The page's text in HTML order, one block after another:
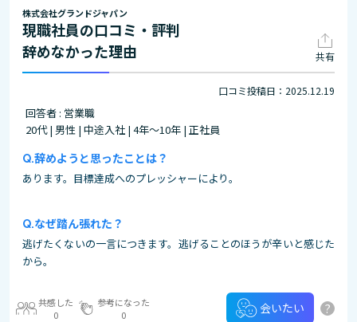
株式会社グランドジャパン
現職社員の口コミ・評判
辞めなかった理由
共有
口コミ投稿日：2025.12.19
回答者 : 営業職
20代 | 男性 | 中途入社 | 4年～10年 | 正社員
辞めようと思ったことは？
あります。目標達成へのプレッシャーにより。
なぜ踏ん張れた？
逃げたくないの一言につきます。逃げることのほうが辛いと感じた
から。
共感した
0
参考になった
0
会いたい ?